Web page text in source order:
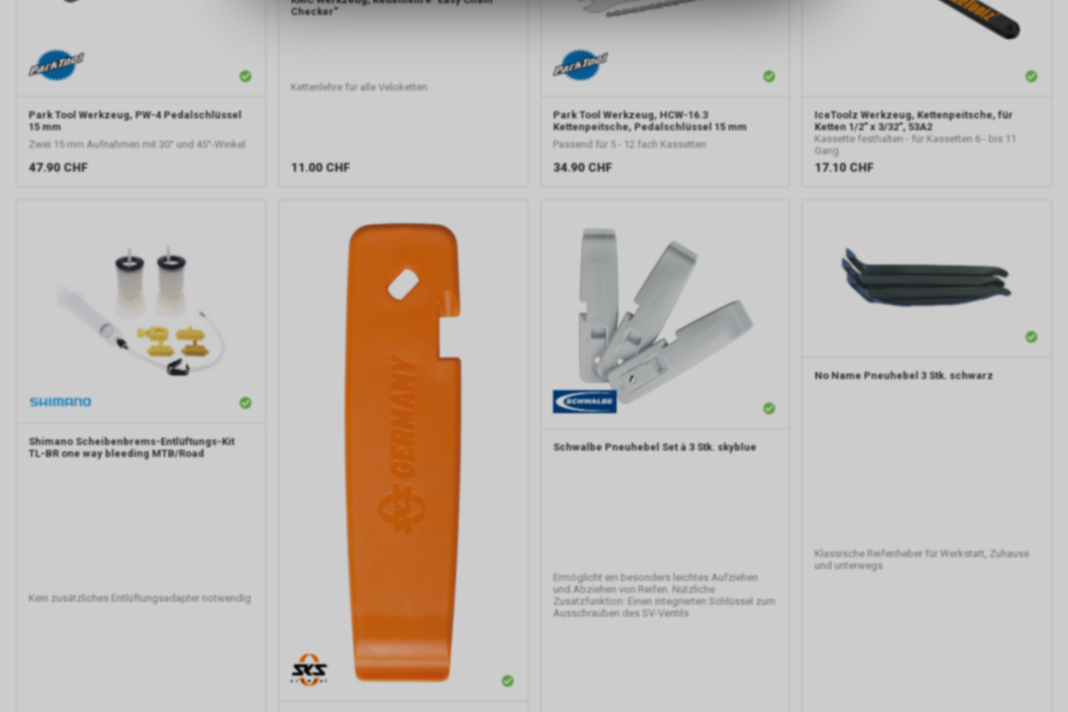
Park Tool Werkzeug, PW-4 Pedalschlüssel
15 mm
Zwei 15 mm Aufnahmen mit 30° und 45°-Winkel
47.90 CHF
Checker"
Kettenlehre für alle Veloketten
11.00 CHF
Park Tool Werkzeug, HCW-16.3
Kettenpeitsche, Pedalschlüssel 15 mm
Passend für 5 - 12 fach Kassetten
34.90 CHF
IceToolz Werkzeug, Kettenpeitsche, für
Ketten 1/2" x 3/32", 53A2
Kassette festhalten - für Kassetten 6 - bis 11
Gang
17.10 CHF
Shimano Scheibenbrems-Entlüftungs-Kit
TL-BR one way bleeding MTB/Road
Kein zusätzliches Entlüftungsadapter notwendig
Schwalbe Pneuhebel Set à 3 Stk. skyblue
Ermöglicht ein besonders leichtes Aufziehen
und Abziehen von Reifen. Nützliche
Zusatzfunktion: Einen integrierten Schlüssel zum
Ausschrauben des SV-Ventils
No Name Pneuhebel 3 Stk. schwarz
Klassische Reifenheber für Werkstatt, Zuhause
und unterwegs